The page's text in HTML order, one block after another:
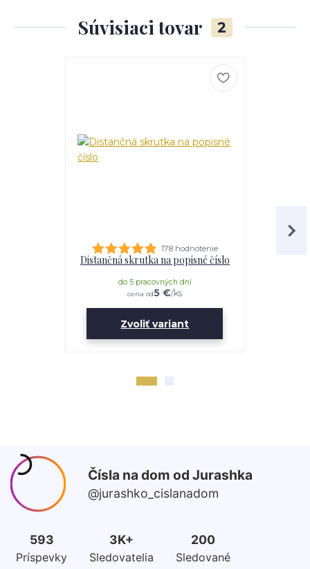
Súvisiaci tovar 2
178 hodnotenie
Distančná skrutka na popisné číslo
cena od5 €/ks
do 5 pracovných dní
Zvoliť variant